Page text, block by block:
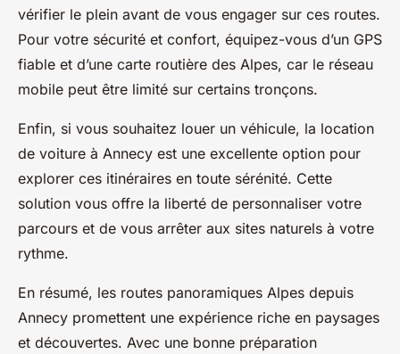
vérifier le plein avant de vous engager sur ces routes.
Pour votre sécurité et confort, équipez-vous d’un GPS
fiable et d’une carte routière des Alpes, car le réseau
mobile peut être limité sur certains tronçons.
Enfin, si vous souhaitez louer un véhicule, la location
de voiture à Annecy est une excellente option pour
explorer ces itinéraires en toute sérénité. Cette
solution vous offre la liberté de personnaliser votre
parcours et de vous arrêter aux sites naturels à votre
rythme.
En résumé, les routes panoramiques Alpes depuis
Annecy promettent une expérience riche en paysages
et découvertes. Avec une bonne préparation